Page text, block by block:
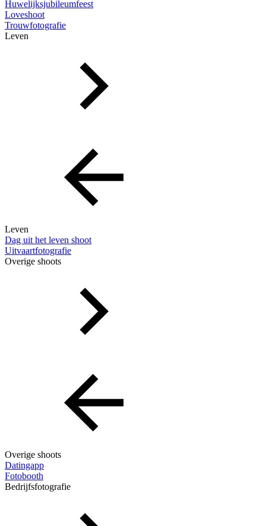
Huwelijksjubileumfeest
Loveshoot
Trouwfotografie
Leven
Leven
Dag uit het leven shoot
Uitvaartfotografie
Overige shoots
Overige shoots
Datingapp
Fotobooth
Bedrijfsfotografie